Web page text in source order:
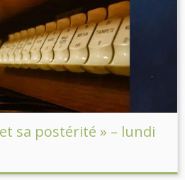
sa postérité » – lundi